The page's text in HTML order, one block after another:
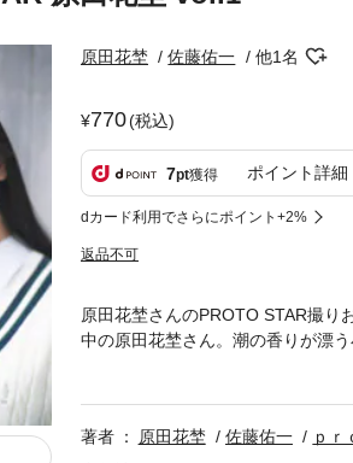
原田花埜 佐藤佑一 他1名
770(税込)
7pt獲得 ポイント詳細
dカード利用でさらにポイント+2%
返品不可
原田花埜さんのPROTO STAR撮
中の原田花埜さん。潮の香りが漂
れる笑顔でまわりを明るくしてし
著者
原田花埜 佐藤佑一
ｐ